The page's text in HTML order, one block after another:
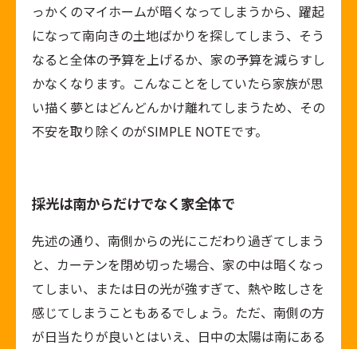
っかくのマイホームが暗くなってしまうから、躍起
になって南向きの土地ばかりを探してしまう、そう
なると全体の予算を上げるか、家の予算を減らすし
かなくなります。こんなことをしていたら家族が思
い描く夢とはどんどんかけ離れてしまうため、その
不安を取り除くのがSIMPLE NOTEです。
採光は南からだけでなく家全体で
先述の通り、南側からの光にこだわり過ぎてしまう
と、カーテンを閉め切った場合、家の中は暗くなっ
てしまい、または日の光が強すぎて、熱や眩しさを
感じてしまうこともあるでしょう。ただ、南側の方
が日当たりが良いとはいえ、日中の太陽は南にある